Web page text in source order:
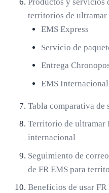
territorios de ultramar
EMS Express
Servicio de
Entrega
EMS Internacional
Tabla comparativa de
Territorio de ultramar
internacional
Seguimiento de
de FR EMS para
Beneficios de usar